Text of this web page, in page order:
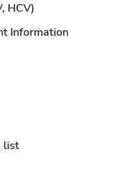
HCV)
Information
list